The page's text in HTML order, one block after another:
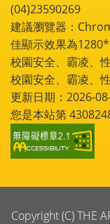
(04)23590269
建議瀏覽器：
佳顯示效果為
校園安全、霸凌、
校園安全、霸凌、
更新日期：2026-
您是本站第
Copyright (C) THE